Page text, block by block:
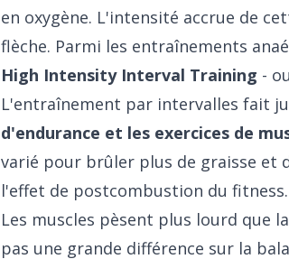
en oxygène. L'intensité accrue de
flèche. Parmi les entraînements
High Intensity Interval Training -
L'entraînement par intervalles fait
d'endurance et les exercices de
varié pour brûler plus de graisse et
l'effet de postcombustion du fitness.
Les muscles pèsent plus lourd que
pas une grande différence sur la